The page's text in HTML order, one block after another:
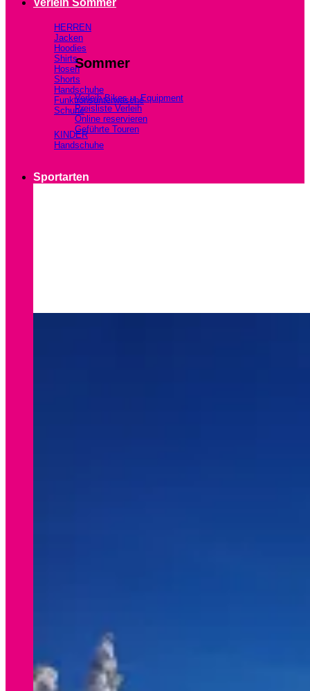
Verleih Sommer
Sommer
Verleih Bikes u. Equipment
Preisliste Verleih
Online reservieren
Geführte Touren
HERREN
Jacken
Hoodies
Shirts
Hosen
Shorts
Handschuhe
Funktionsunterwäsche
Schuhe
KINDER
Handschuhe
Sportarten